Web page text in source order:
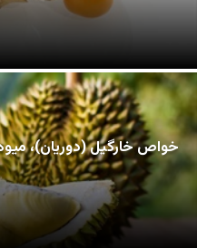
خواص خارگیل (دوریان)،